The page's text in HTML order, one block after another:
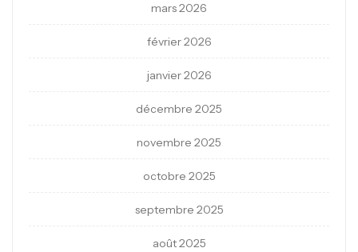
mars 2026
février 2026
janvier 2026
décembre 2025
novembre 2025
octobre 2025
septembre 2025
août 2025